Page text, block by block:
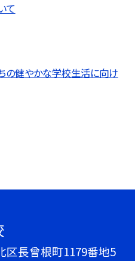
て
の健やかな学校生活に向け
区長曾根町1179番地5